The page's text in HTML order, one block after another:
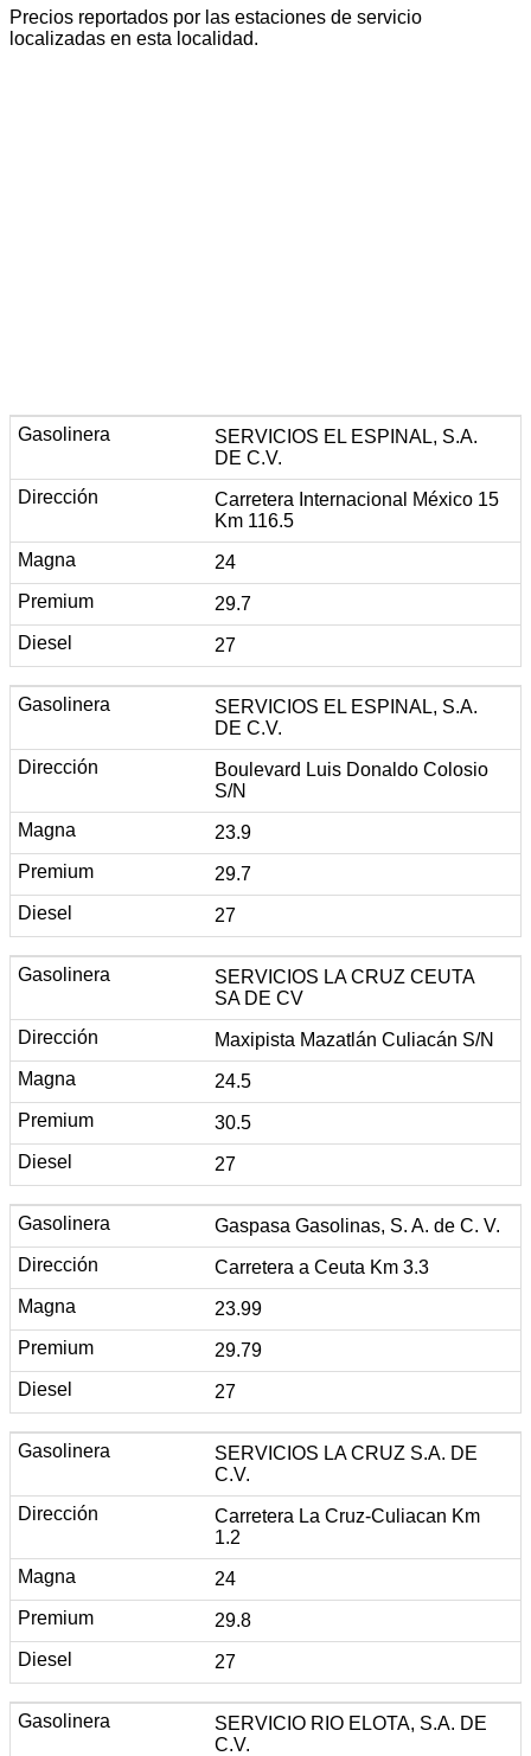
Precios reportados por las estaciones de servicio
localizadas en esta localidad.
SERVICIOS EL ESPINAL, S.A.
DE C.V.
Carretera Internacional México 15
Km 116.5
24
29.7
27
SERVICIOS EL ESPINAL, S.A.
DE C.V.
Boulevard Luis Donaldo Colosio
S/N
23.9
29.7
27
SERVICIOS LA CRUZ CEUTA
SA DE CV
Maxipista Mazatlán Culiacán S/N
24.5
30.5
27
Gaspasa Gasolinas, S. A. de C. V.
Carretera a Ceuta Km 3.3
23.99
29.79
27
SERVICIOS LA CRUZ S.A. DE
C.V.
Carretera La Cruz-Culiacan Km
1.2
24
29.8
27
SERVICIO RIO ELOTA, S.A. DE
C.V.